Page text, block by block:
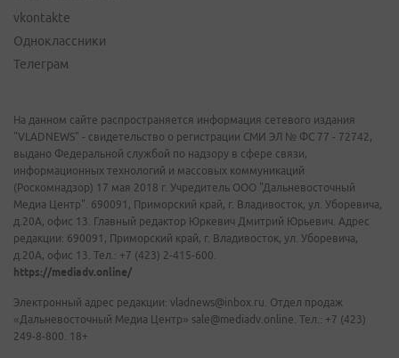
vkontakte
Одноклассники
Телеграм
На данном сайте распространяется информация сетевого издания
"VLADNEWS" - свидетельство о регистрации СМИ ЭЛ № ФС 77 - 72742,
выдано Федеральной службой по надзору в сфере связи,
информационных технологий и массовых коммуникаций
(Роскомнадзор) 17 мая 2018 г. Учредитель ООО "Дальневосточный
Медиа Центр". 690091, Приморский край, г. Владивосток, ул. Уборевича,
д.20А, офис 13. Главный редактор Юркевич Дмитрий Юрьевич. Адрес
редакции: 690091, Приморский край, г. Владивосток, ул. Уборевича,
д.20А, офис 13. Тел.: +7 (423) 2-415-600.
https://mediadv.online/
Электронный адрес редакции: vladnews@inbox.ru. Отдел продаж
«Дальневосточный Медиа Центр» sale@mediadv.online. Тел.: +7 (423)
249-8-800. 18+